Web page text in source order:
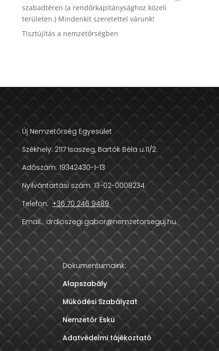
szabadtéren (a rendőrkapitánysághoz közeli
területen.) Mindenkit szeretettel várunk!
Tisztújítás a nemzetőrségben
Új Nemzetőrség Egyesület
Székhely: 2117 Isaszeg, Bartók Béla u.11/2.
Adószám: 19342430-1-13
Nyilvántartási szám: 13-02-0008234
Telefon:+36 70 246 9489
Email:drdioszegi.gabor@nemzetorseguj.hu
Dokumentumaink:
Alapszabály
Működési Szabályzat
Nemzetőr Eskü
Adatvédelmi tájékoztató